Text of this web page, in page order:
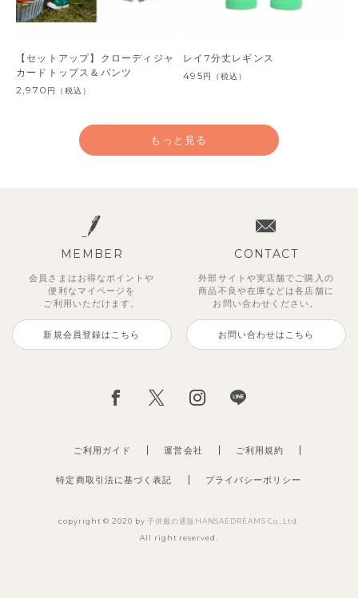
【セットアップ】クローディジャ
カードトップス＆パンツ
2,970 円 （税込）
レイ7分丈レギンス
495円 （税込）
1,980
（税込）
990円 （税込）
3,960
（税込）
もっと見る
MEMBER
会員さまはお得なポイントや
便利な マイページを
ご利用いただけます。
新規会員登録はこちら
CONTACT
外部サイトや実店舗でご購入の
商品不良や在庫などは各店舗に
お問い合わせください。
お問い合わせはこちら
ご利用ガイド 運営会社
特定商取引法に基づく表記 プライバシーポリシー
ご利用規約
copyright © 2020 by子供服の通販HANSAEDREAMS Co.,Ltd.
All right reserved.